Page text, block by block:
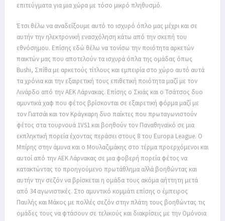
επιτεύγματα για μια χώρα με τόσο μικρό πληθυσμό.
Έτσι θέλω να αναδείξουμε αυτό το ισχυρό όπλο μας μέχρι και σε
αυτήν την ηλεκτρονική ενασχόληση κάτω από την σκεπή του
εθνόσημου. Επίσης εδώ θέλω να τονίσω την ποιότητα αρκετών
παικτών μας που αποτελούν τα ισχυρά όπλα της ομάδας όπως
Bushi, Σπίθα με αρκετούς τίτλους και εμπειρία στο χώρο αυτό αυτά
τα χρόνια και την εξαιρετική τους επιθετική ποιότητα μαζί με τον
Λινάρδο από την ΑΕΚ Λάρνακας. Επίσης ο Σκιάς και ο Τσάτσος δυο
αμυντικά χαφ που φέτος βρίσκονται σε εξαιρετική φόρμα μαζί με
τον Γιατσάι και τον Κράγκαρη δυο παίκτες που πρωταγωνιστούν
φέτος στα τουρνουά 1VS1 και βοηθούν τον Παναθηναϊκό σε μια
εκπληκτική πορεία έχοντας περάσει στους 8 του Europa League. Ο
Μπίρης στην άμυνα και ο Μουλαζιμάκης στο τέρμα προερχόμενοι και
αυτοί από την ΑΕΚ Λάρνακας σε μια φοβερή πορεία φέτος να
κατακτώντας το προηγούμενο πρωτάθλημα αλλά βοηθώντας και
αυτήν την σεζόν να βρίσκεται η ομάδα τους ακόμα αήττητη μετά
από 34 αγωνιστικές. Στο αμυντικό κομμάτι επίσης ο έμπειρος
Παυλής και Μάκος με πολλές σεζόν στην πλάτη τους βοηθώντας τις
ομάδες τους να φτάσουν σε τελικούς και διακρίσεις με την Ομόνοια